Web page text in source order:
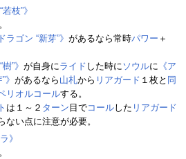
枝”》
ラゴン “新芽”》 があるなら常時パワー ＋
”》 が自身にライド した時に ソウルに 《ア
があるなら 山札から リアガード １枚と 同
リオルコールする。
は１～２ ターン 目でコールした リアガード
い点に注意が必要。
》